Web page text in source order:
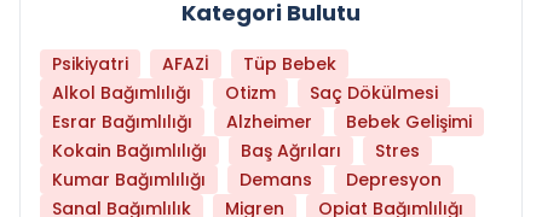
Kategori Bulutu
Psikiyatri AFAZİ
Tüp Bebek
Alkol Bağımlılığı
Otizm
Saç Dökülmesi
Esrar Bağımlılığı
Alzheimer
Bebek Gelişimi
Kokain Bağımlılığı
Baş Ağrıları
Stres
Kumar Bağımlılığı
Demans
Depresyon
Sanal Bağımlılık
Migren
Opiat Bağımlılığı